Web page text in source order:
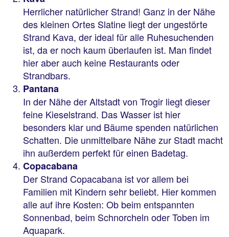
Herrlicher natürlicher Strand! Ganz in der Nähe
des kleinen Ortes Slatine liegt der ungestörte
Strand Kava, der ideal für alle Ruhesuchenden
ist, da er noch kaum überlaufen ist. Man findet
hier aber auch keine Restaurants oder
Strandbars.
Pantana
In der Nähe der Altstadt von Trogir liegt dieser
feine Kieselstrand. Das Wasser ist hier
besonders klar und Bäume spenden natürlichen
Schatten. Die unmittelbare Nähe zur Stadt macht
ihn außerdem perfekt für einen Badetag.
Copacabana
Der Strand Copacabana ist vor allem bei
Familien mit Kindern sehr beliebt. Hier kommen
alle auf ihre Kosten: Ob beim entspannten
Sonnenbad, beim Schnorcheln oder Toben im
Aquapark.